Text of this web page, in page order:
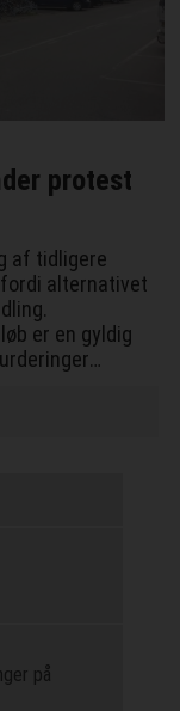
protest
af tidligere
alternativet
er en gyldig
på